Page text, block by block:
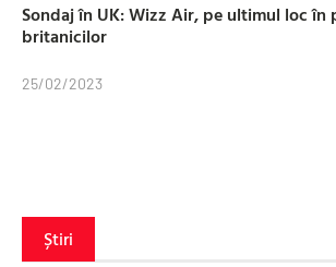
Sondaj în UK: Wizz Air, pe ultimul loc în
britanicilor
25/02/2023
Știri